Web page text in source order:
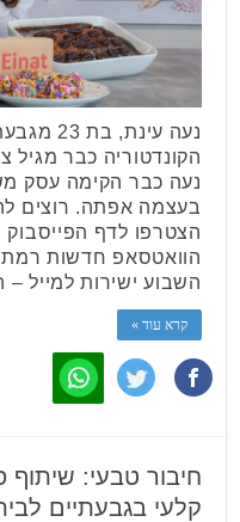
נעה
נעה כבר הקימה עסק
בעצמה אפתה. רוצים
הצטרפו לדף
הוואטסאפ חדשות רמת
השבוע ישירות למייל
קרא עוד »
חיבור טבעי: שיתוף
קלעי בגבעתיים